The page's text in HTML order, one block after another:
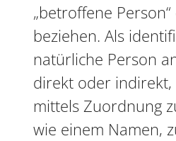
„betroffene
beziehen. Als
natürliche Person
direkt oder
mittels Zuordnung
wie einem Namen,